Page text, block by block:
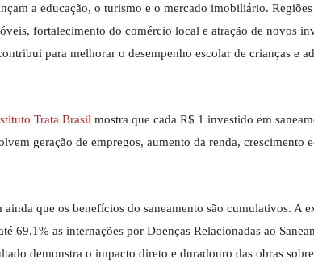
a educação, o turismo e o mercado imobiliário.
fortalecimento do comércio local e atração de novos
para melhorar o desempenho escolar de crianças e
Trata Brasil mostra que cada R$ 1 investido em
geração de empregos, aumento da renda,
ainda que os benefícios do saneamento são cumulativos. A
69,1% as internações por Doenças Relacionadas ao
demonstra o impacto direto e duradouro das obras